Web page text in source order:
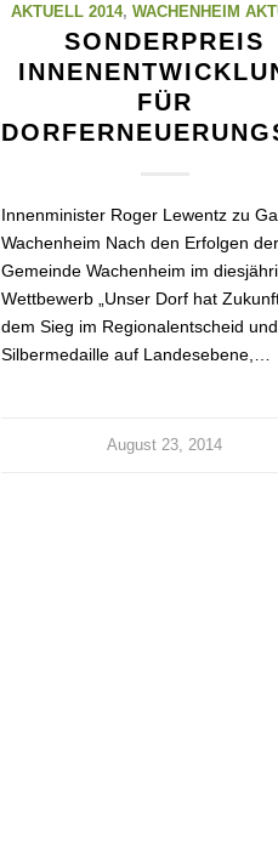
AKTUELL 2014,WACHENHEIM
SONDERPREIS
FÜR
Innenminister Roger Lewentz zu
Wachenheim Nach den Erfolgen der
Gemeinde Wachenheim im
Wettbewerb „Unser Dorf hat
dem Sieg im Regionalentscheid
Silbermedaille auf Landesebene,…
August 23, 2014